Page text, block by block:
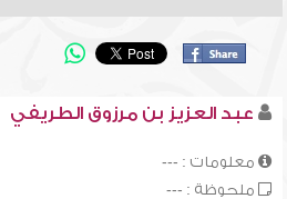
عبد العزيز بن مرزوق الطريفي
معلومات : ---
ملحوظة : ---